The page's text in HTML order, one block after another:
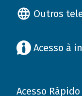
Outros
Acesso à
Acesso Rápido